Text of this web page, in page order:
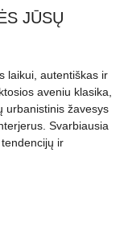
JŪSŲ
laikui, autentiškas ir
aveniu klasika,
urbanistinis žavesys
Svarbiausia
ir